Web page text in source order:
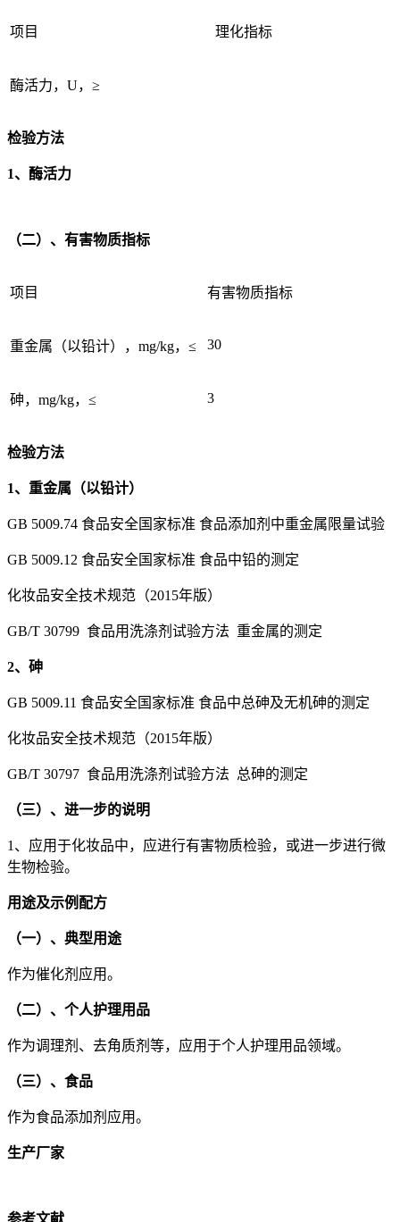
项目 理化指标
酶活力，U，≥
检验方法
1、酶活力
（二）、有害物质指标
项目 有害物质指标
重金属（以铅计），mg/kg，≤ 30
砷，mg/kg，≤ 3
检验方法
1、重金属（以铅计）
GB 5009.74 食品安全国家标准 食品添加剂中重金属限量试验
GB 5009.12 食品安全国家标准 食品中铅的测定
化妆品安全技术规范（2015年版）
GB/T 30799 食品用洗涤剂试验方法 重金属的测定
2、砷
GB 5009.11 食品安全国家标准 食品中总砷及无机砷的测定
化妆品安全技术规范（2015年版）
GB/T 30797 食品用洗涤剂试验方法 总砷的测定
（三）、进一步的说明
1、应用于化妆品中，应进行有害物质检验，或进一步进行微
生物检验。
用途及示例配方
（一）、典型用途
作为催化剂应用。
（二）、个人护理用品
作为调理剂、去角质剂等，应用于个人护理用品领域。
（三）、食品
作为食品添加剂应用。
生产厂家
参考文献